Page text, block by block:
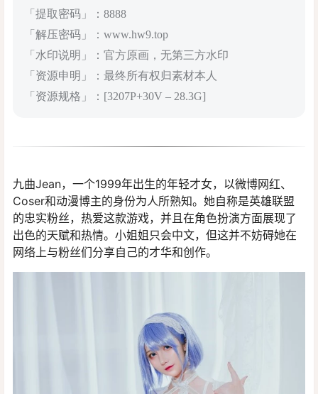
「提取密码」：8888
「解压密码」：www.hw9.top
「水印说明」：官方原画，无第三方水印
「资源申明」：最终所有权归素材本人
「资源规格」：[3207P+30V – 28.3G]
九曲Jean，一个1999年出生的年轻才女，以微博网红、
Coser和动漫博主的身份为人所熟知。她自称是英雄联盟
的忠实粉丝，热爱这款游戏，并且在角色扮演方面展现了
出色的天赋和热情。小姐姐只会中文，但这并不妨碍她在
网络上与粉丝们分享自己的才华和创作。